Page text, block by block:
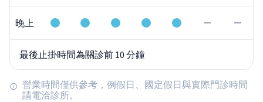
晚上
最後止掛時間為關診前 10 分鐘
營業時間僅供參考，例假日、國定假日與實際門診時間
請電洽診所。